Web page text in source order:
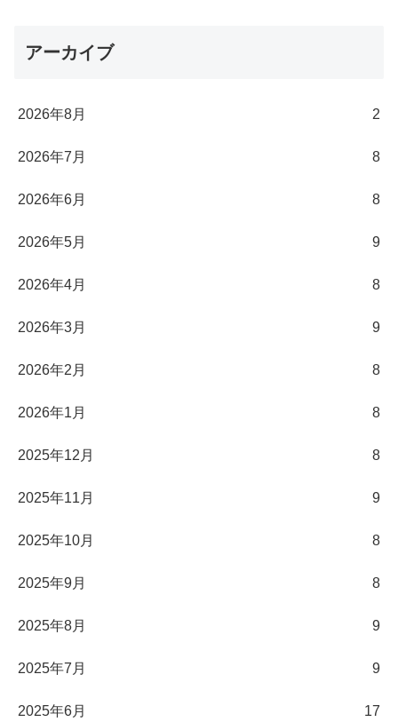
アーカイブ
2026年8月 2
2026年7月 8
2026年6月 8
2026年5月 9
2026年4月 8
2026年3月 9
2026年2月 8
2026年1月 8
2025年12月 8
2025年11月 9
2025年10月 8
2025年9月 8
2025年8月 9
2025年7月 9
2025年6月 17